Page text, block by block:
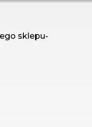
sklepu-